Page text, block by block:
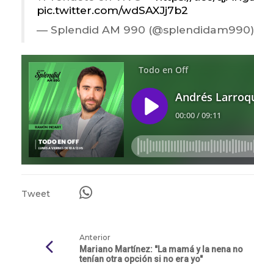
pic.twitter.com/wdSAXJj7b2
— Splendid AM 990 (@splendidam990)
Tweet
Anterior
Mariano Martínez: "La mamá y la nena no
tenían otra opción si no era yo"